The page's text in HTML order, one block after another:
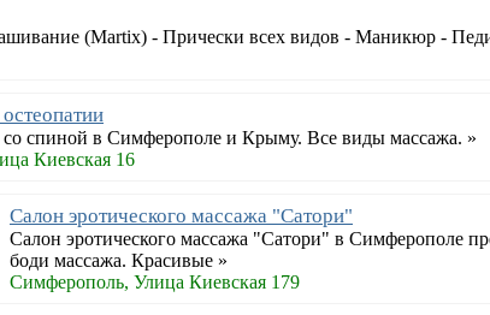
(Martix) - Прически всех видов - Маникюр -
спиной в Симферополе и Крыму. Все виды массажа. »
Киевская 16
Салон эротического массажа "Сатори"
Салон эротического массажа "Сатори" в Симферополе
боди массажа. Красивые »
Симферополь, Улица Киевская 179